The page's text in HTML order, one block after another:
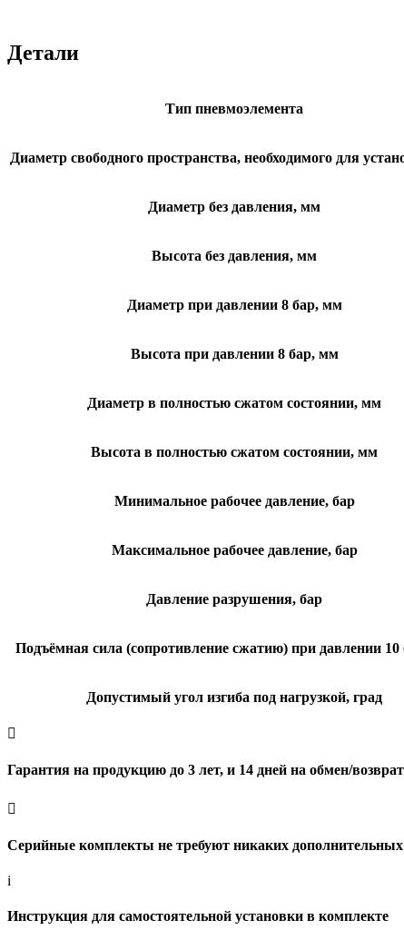
Детали
Тип пневмоэлемента
Диаметр свободного пространства, необходимого для
Диаметр без давления, мм
Высота без давления, мм
Диаметр при давлении 8 бар, мм
Высота при давлении 8 бар, мм
Диаметр в полностью сжатом состоянии, мм
Высота в полностью сжатом состоянии, мм
Минимальное рабочее давление, бар
Максимальное рабочее давление, бар
Давление разрушения, бар
Подъёмная сила (сопротивление сжатию) при давлении 10
Допустимый угол изгиба под нагрузкой, град

Гарантия на продукцию до 3 лет, и 14 дней на обмен/возврат

Серийные комплекты не требуют никаких дополнительных
i
Инструкция для самостоятельной установки в комплекте